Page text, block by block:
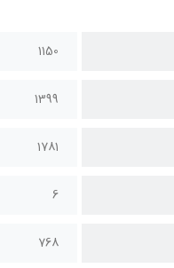
1150
1399
1781
6
768